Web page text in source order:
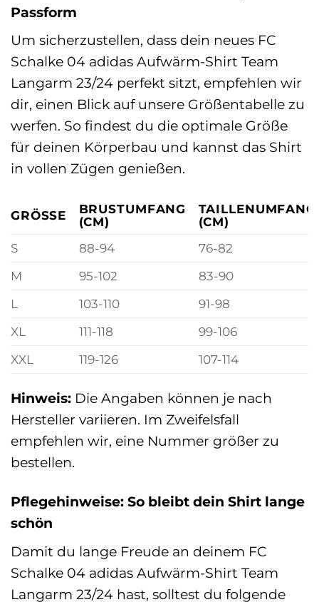
Passform
Um sicherzustellen, dass dein neues FC
Schalke 04 adidas Aufwärm-Shirt Team
Langarm 23/24 perfekt sitzt, empfehlen wir
dir, einen Blick auf unsere Größentabelle zu
werfen. So findest du die optimale Größe
für deinen Körperbau und kannst das Shirt
in vollen Zügen genießen.
GRÖSSE
BRUSTUMFANG
(CM)
TAILLENUMFANG
(CM)
S
88-94
76-82
M
95-102
83-90
L
103-110
91-98
XL
111-118
99-106
XXL
119-126 107-114
Hinweis: Die Angaben können je nach
Hersteller variieren. Im Zweifelsfall
empfehlen wir, eine Nummer größer zu
bestellen.
Pflegehinweise: So bleibt dein Shirt lange
schön
Damit du lange Freude an deinem FC
Schalke 04 adidas Aufwärm-Shirt Team
Langarm 23/24 hast, solltest du folgende